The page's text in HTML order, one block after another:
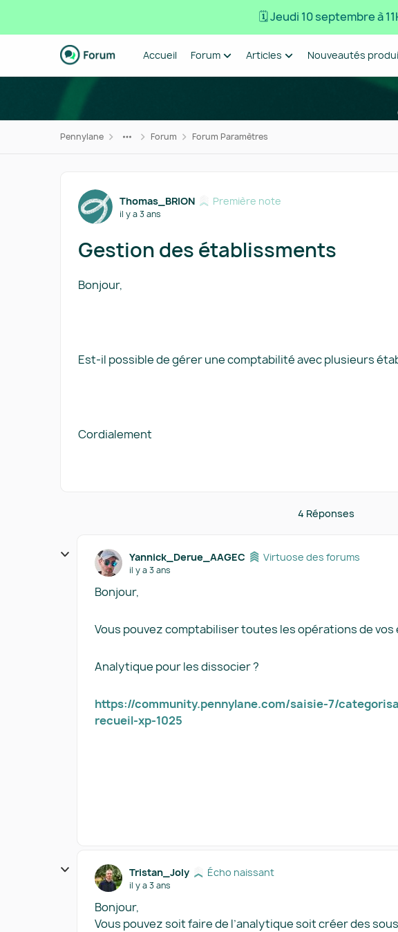
🗓️ Jeudi 10 septembre à
Passer au contenu
Accueil Forum Articles Nouveautés
Pennylane Forum Forum Paramètres
Forum Discussion
Thomas_BRION Première note
il y a 3 ans
Gestion des établissments
Bonjour,
Est-il possible de gérer une comptabilité avec plusieurs
Cordialement
4 Réponses
Yannick_Derue_AAGEC Virtuose des forums
il y a 3 ans
Bonjour,
Vous pouvez comptabiliser toutes les opérations de
Analytique pour les dissocier ?
https://community.pennylane.com/saisie-7/
recueil-xp-1025
Tristan_Joly Écho naissant
il y a 3 ans
Bonjour,
Vous pouvez soit faire de l’analytique soit créer des